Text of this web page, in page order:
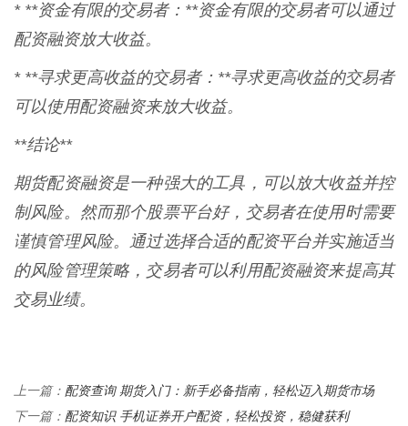
* **资金有限的交易者：**资金有限的交易者可以通过
配资融资放大收益。
* **寻求更高收益的交易者：**寻求更高收益的交易者
可以使用配资融资来放大收益。
**结论**
期货配资融资是一种强大的工具，可以放大收益并控
制风险。然而那个股票平台好，交易者在使用时需要
谨慎管理风险。通过选择合适的配资平台并实施适当
的风险管理策略，交易者可以利用配资融资来提高其
交易业绩。
上一篇： 配资查询 期货入门：新手必备指南，轻松迈入期货市场
下一篇： 配资知识 手机证券开户配资，轻松投资，稳健获利